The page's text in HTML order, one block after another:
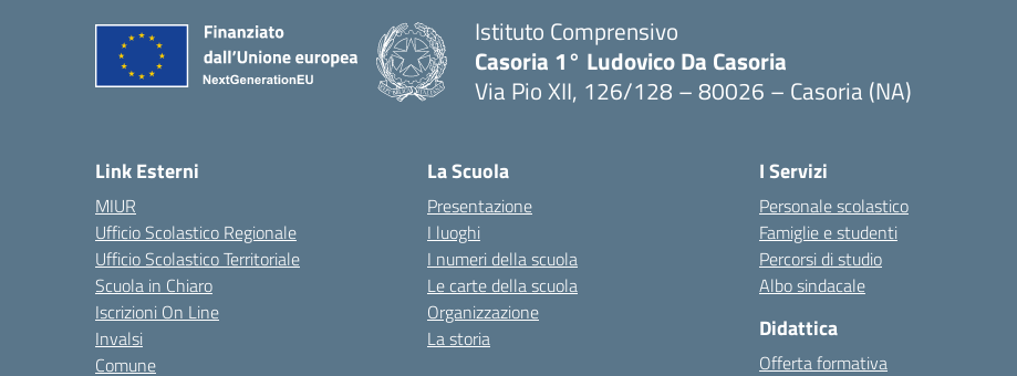
Istituto Comprensivo
Casoria 1° Ludovico Da Casoria
Via Pio XII, 126/128 – 80026 – Casoria (NA)
Link Esterni
MIUR
Ufficio Scolastico Regionale
Ufficio Scolastico Territoriale
Scuola in Chiaro
Iscrizioni On Line
Invalsi
Comune
La Scuola
Presentazione
I luoghi
I numeri della scuola
Le carte della scuola
Organizzazione
La storia
I Servizi
Personale scolastico
Famiglie e studenti
Percorsi di studio
Albo sindacale
Didattica
Offerta formativa